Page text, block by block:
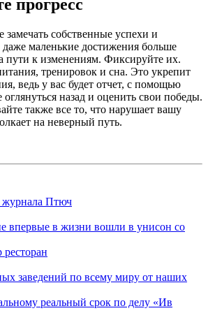
прогресс
собственные успехи и
маленькие достижения больше
пути к изменениям. Фиксируйте их.
тренировок и сна. Это укрепит
ведь у вас будет отчет, с помощью
назад и оценить свои победы.
также все то, что нарушает вашу
на неверный путь.
впервые в жизни вошли в унисон со
заведений по всему миру от наших